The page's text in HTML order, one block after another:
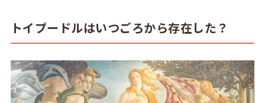
トイプードルはいつごろから存在した？